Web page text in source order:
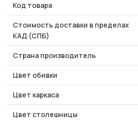
Код товара
Стоимость доставки в пределах
КАД (СПБ)
Страна производитель
Цвет обивки
Цвет каркаса
Цвет столешницы